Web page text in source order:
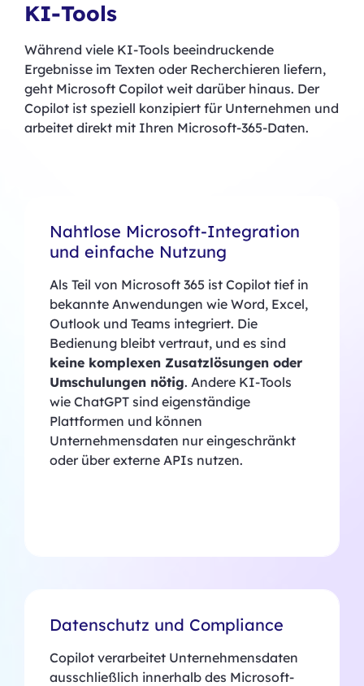
KI-Tools
Während viele KI-Tools beeindruckende
Ergebnisse im Texten oder Recherchieren liefern,
geht Microsoft Copilot weit darüber hinaus. Der
Copilot ist speziell konzipiert für Unternehmen und
arbeitet direkt mit Ihren Microsoft-365-Daten.
Nahtlose Microsoft-Integration
und einfache Nutzung
Als Teil von Microsoft 365 ist Copilot tief in
bekannte Anwendungen wie Word, Excel,
Outlook und Teams integriert. Die
Bedienung bleibt vertraut, und es sind
keine komplexen Zusatzlösungen oder
Umschulungen nötig.​ Andere KI-Tools
wie ChatGPT sind eigenständige
Plattformen und können
Unternehmensdaten nur eingeschränkt
oder über externe APIs nutzen.
Datenschutz und Compliance
Copilot verarbeitet Unternehmensdaten
ausschließlich innerhalb des Microsoft-